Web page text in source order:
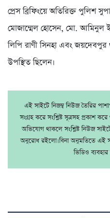
প্রেস ব্রিফিংয়ে অতিরিক্ত পুলিশ
মোজাম্মেল হোসেন, মো. আমিনুল
লিপি রাণী সিনহা এবং
উপস্থিত ছিলেন।
এই সাইটে নিজম্ব নিউজ তৈরির
সংগ্রহ করে সংশ্লিষ্ট সূত্রসহ প্রকাশ
অভিযোগ থাকলে সংশ্লিষ্ট নিউজ
অনুরোধ রইলো।বিনা অনুমতিতে এই
ভিডিও